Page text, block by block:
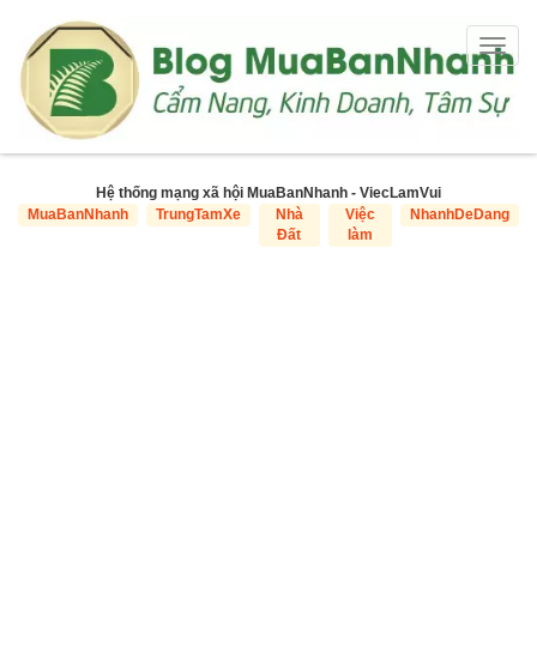
Hệ thống mạng xã hội MuaBanNhanh - ViecLamVui
MuaBanNhanh
TrungTamXe
Nhà
Đất
Việc
làm
NhanhDeDang